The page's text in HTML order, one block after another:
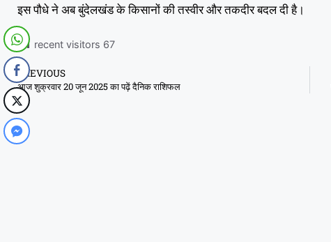
इस पौधे ने अब बुंदेलखंड के किसानों की तस्वीर और तकदीर बदल दी है।
recent visitors 67
PREVIOUS
आज शुक्रवार 20 जून 2025 का पढ़ें दैनिक राशिफल